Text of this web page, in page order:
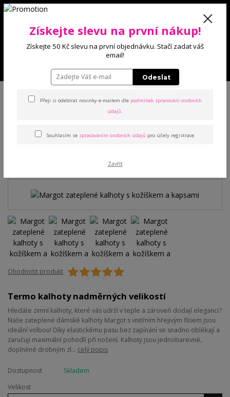
0 Kč
a kapsami
Margot zateplené kalhoty s
Ohodnotit produkt
Termo kalhoty nadměrných velikostí
Hledáte zimní kalhoty, které vás udrží v teple a zároveň dodají eleganci?
Naše zateplené dámské kalhoty Margot s vnitřním hřejivým flísem jsou
ideální volbou! Díky elastickému pasu bez zapínání se snadno oblékají a
zaručují maximální pohodlí při nošení. Kalhoty jsou jednobarevné,
doplněné drobným zl... celý popis
Dostupnost
Skladem
Velikost
Získejte slevu na první nákup!
Získejte 50 Kč slevu na první objednávku. Stačí zadat váš
email!
Odeslat
Přeji si odebírat novinky e-mailem dle podmínek zpracování osobních
údajů.
Souhlasím se zpracováním osobních údajů pro účely registrace.
Zavřít